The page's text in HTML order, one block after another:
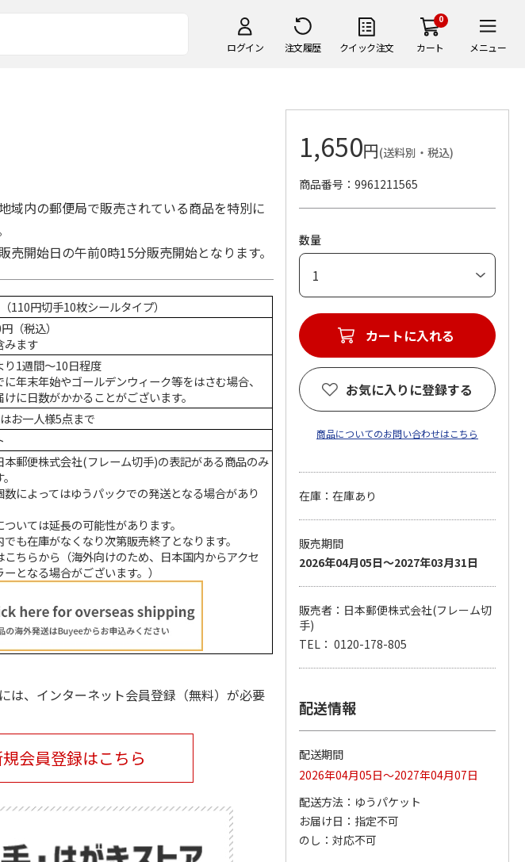
ログイン 注文履歴 クイック注文
0
カート メニュー
SANRIO
STOP-
2,400円
(送料別・税込)
安曇野ちひろ公園ト
1,500円
(送料別・税込)
西表島」世界自然遺
産登録
4.7
2,000円
(送料別・税込)
15周年記念 特急 A
4.0 （2）
1,300円
ぼく、シマエナガ。
域内の郵便局で販売されている商品を特別に
開始日の午前0時15分販売開始となります。
110円切手10枚シールタイプ）
（税込）
みます
り1週間～10日程度
年末年始やゴールデンウィーク等をはさむ場合、
に日数がかかることがございます。
お一人様5点まで
本郵便株式会社(フレーム切手)の表記がある商品のみ
数によってはゆうパックでの発送となる場合があり
ついては延長の可能性があります。
でも在庫がなくなり次第販売終了となります。
こちらから（海外向けのため、日本国内からアクセ
となる場合がございます。）
は、インターネット会員登録（無料）が必要
会員登録はこちら
1,650円(送料別・税込)
商品番号
9961211565
数量
カートに入れる
お気に入りに登録する
商品についてのお問い合わせはこちら
在庫：在庫あり
販売期間
2026年04月05日～2027年03月31日
販売者：日本郵便株式会社(フレーム切
手)
TEL： 0120-178-805
配送情報
配送期間
2026年04月05日～2027年04月07日
配送方法
ゆうパケット
お届け日
指定不可
のし
対応不可